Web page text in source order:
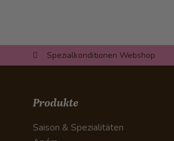
Spezialkonditionen Webshop
Produkte
Saison & Spezialitäten